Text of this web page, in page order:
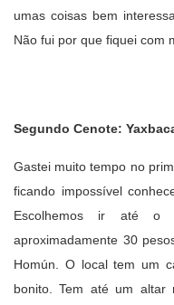
umas coisas bem
Não fui por que fiquei com
Segundo Cenote:
Gastei muito tempo no
ficando impossível
Escolhemos ir até o
aproximadamente 30
Homún. O local tem um
bonito. Tem até um altar